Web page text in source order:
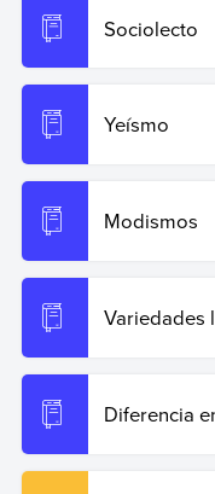
Sociolecto
Yeísmo
Modismos
Variedades
Diferencia